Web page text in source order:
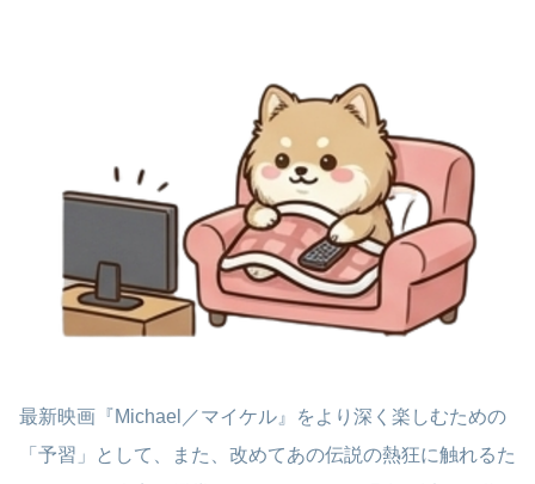
最新映画『Michael／マイケル』をより深く楽しむための
「予習」として、また、改めてあの伝説の熱狂に触れるた